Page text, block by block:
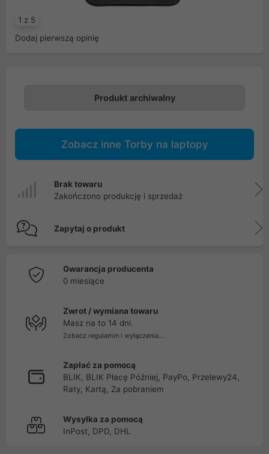
1 z 5
Dodaj pierwszą opinię
Produkt archiwalny
Zobacz inne Torby na laptopy
Brak towaru
Zakończono produkcję i sprzedaż
Zapytaj o produkt
Gwarancja producenta
0 miesiące
Zwrot / wymiana towaru
Masz na to 14 dni.
Zobacz regulamin i wyłączenia...
Zapłać za pomocą
BLIK, BLIK Płacę Później, PayPo, Przelewy24,
Raty, Kartą, Za pobraniem
Wysyłka za pomocą
InPost, DPD, DHL